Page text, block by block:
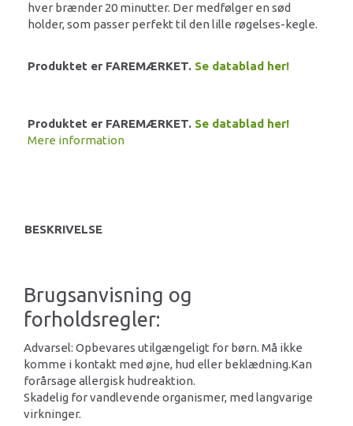
hver brænder 20 minutter. Der medfølger en sød
holder, som passer perfekt til den lille røgelses-kegle.
Produktet er FAREMÆRKET. Se datablad her!
Produktet er FAREMÆRKET. Se datablad her!
Mere information
BESKRIVELSE
Brugsanvisning og
forholdsregler:
Advarsel: Opbevares utilgængeligt for børn. Må ikke
komme i kontakt med øjne, hud eller beklædning.Kan
forårsage allergisk hudreaktion.
Skadelig for vandlevende organismer, med langvarige
virkninger.